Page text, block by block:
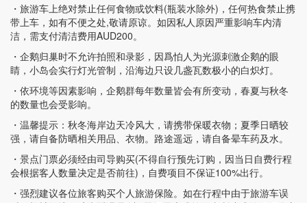
・旅游车上绝对禁止任何食物或饮料(瓶装水除外)，任何热食禁止携
带上车，如有不便之处,敬请原谅。如因私人原因严重影响车内清
洁，需支付清洁费用AUD200。
・企鹅归巢时不允许拍照和录影，因爲怕人为光源刺激企鹅的眼
睛，小岛会实行灯光管制，沿海边只设几盏瓦数极小的白炽灯。
・依环境等因素影响，企鹅群每年数量皆会有所变动，春夏与秋冬
的数量也会受影响。
・温馨提示：秋冬海岸边天冷风大，请携带保暖衣物；夏季日晒较
强，请自备防晒相关用品、衣物。路途遥远，请自备晕车药及水。
・景点门票必须经由司导购买(不得自行预先订购，因当日自费行程
会根据客人数量决定是否前往)，自费项目不保证100%出行。
・强烈建议各位旅客购买个人旅游保险。如在行程中由于旅游车误